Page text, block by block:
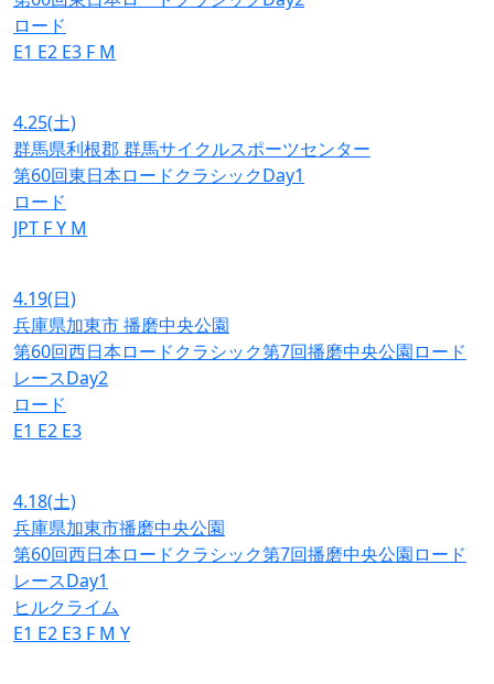
ロード
E1 E2 E3 F M
4.25(土)
群馬県利根郡 群馬サイクルスポーツセンター
第60回東日本ロードクラシックDay1
ロード
JPT FY M
4.19(日)
兵庫県加東市 播磨中央公園
第60回西日本ロードクラシック第7回播磨中央公園ロード
レースDay2
ロード
E1 E2 E3
4.18(土)
兵庫県加東市播磨中央公園
第60回西日本ロードクラシック第7回播磨中央公園ロード
レースDay1
ヒルクライム
E1 E2 E3 F M Y